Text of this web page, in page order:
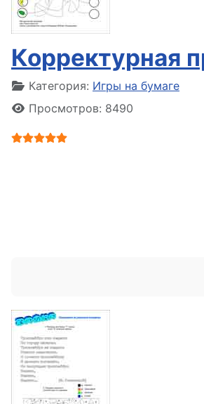
Корректурная
Информация о материале
Категория: Игры на бумаге
Просмотров: 8490
Рейтинг:5